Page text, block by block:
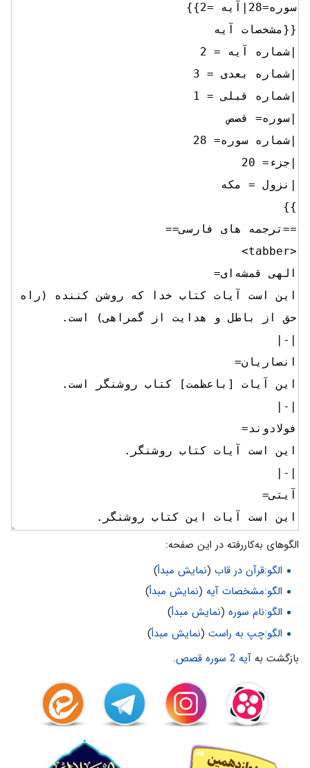
الگوهای به‌کاررفته در این صفحه:
الگو:قرآن در قاب(نمایش مبدأ)
الگو:مشخصات آیه(نمایش مبدأ)
الگو:نام سوره(نمایش مبدأ)
الگو:چپ به راست(نمایش مبدأ)
بازگشت به آیه 2 سوره قصص .